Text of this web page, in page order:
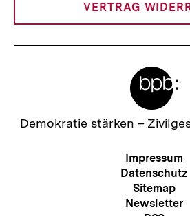
VERTRAG
Zur
Demokratie stärken –
Meta-
Impressum
Datenschutz
Sitemap
Newsletter